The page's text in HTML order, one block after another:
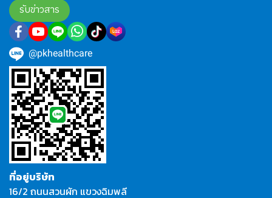
รับข่าวสาร
@pkhealthcare
ที่อยู่บริษัท
16/2 ถนนสวนผัก แขวงฉิมพลี